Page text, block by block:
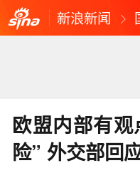
新浪新闻
欧盟内部有
险” 外交部回